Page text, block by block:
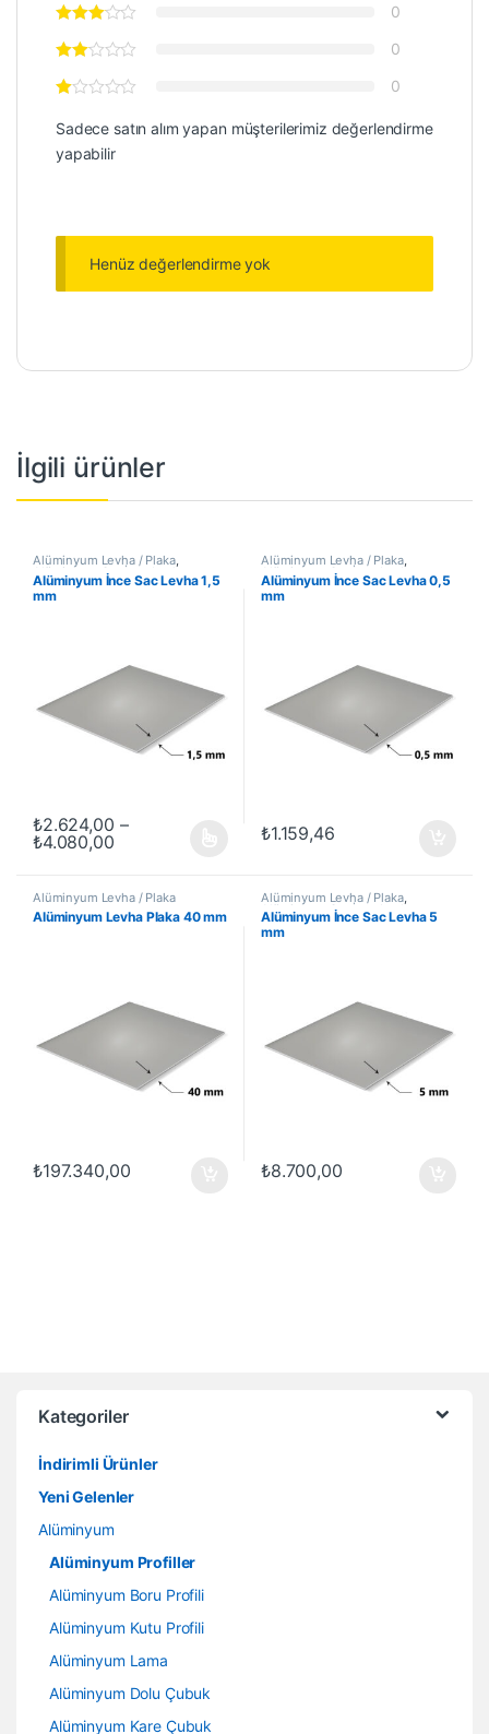
0
0
0
Sadece satın alım yapan müşterilerimiz değerlendirme
yapabilir
Henüz değerlendirme yok
İlgili ürünler
Alüminyum Levha / Plaka,
Alüminyum Sac İnce Levha
Alüminyum İnce Sac Levha 1,5
mm
₺2.624,00 –
₺4.080,00Fiyat aralığı: ₺2.624,00 - ₺4.080,00
Bu ürünün birden fazla varyasyonu var. Seçenekler ürün
Alüminyum Levha / Plaka,
Alüminyum Sac İnce Levha
Alüminyum İnce Sac Levha 0,5
mm
₺1.159,46
Alüminyum Levha / Plaka
Alüminyum Levha Plaka 40 mm
₺197.340,00
Alüminyum Levha / Plaka,
Alüminyum Sac İnce Levha
Alüminyum İnce Sac Levha 5
mm
₺8.700,00
Kategoriler
İndirimli Ürünler
Yeni Gelenler
Alüminyum
Alüminyum Profiller
Alüminyum Boru Profili
Alüminyum Kutu Profili
Alüminyum Lama
Alüminyum Dolu Çubuk
Alüminyum Kare Çubuk